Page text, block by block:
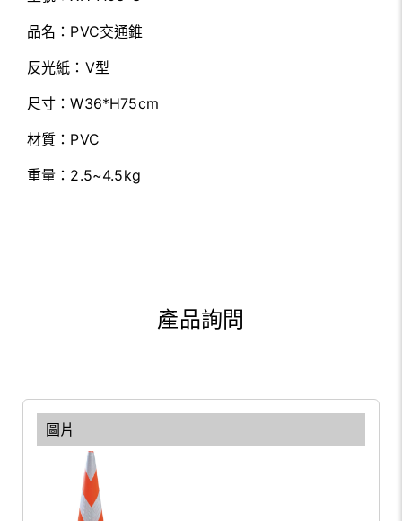
品名：PVC交通錐
反光紙：V型
尺寸：W36*H75cm
材質：PVC
重量：2.5~4.5kg
產品詢問